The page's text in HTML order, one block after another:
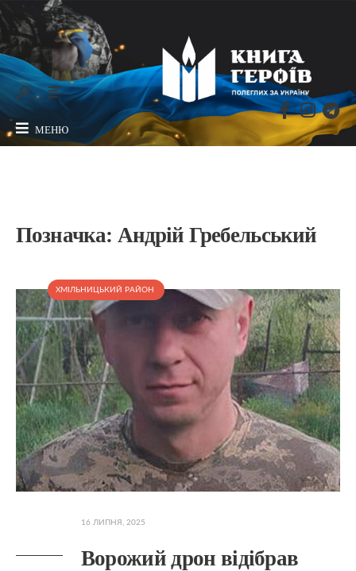
МЕНЮ
Позначка: Андрій Гребельський
ХМІЛЬНИЦЬКИЙ РАЙОН
16 ЛИПНЯ, 2025
Ворожий дрон відібрав